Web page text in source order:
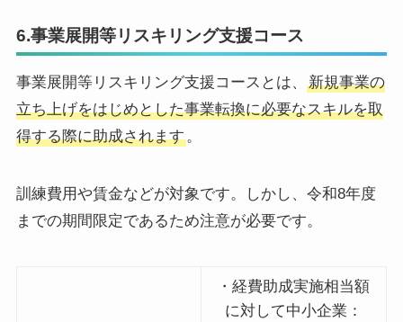
6.事業展開等リスキリング支援コース
事業展開等リスキリング支援コースとは、
新規事業の
立ち上げをはじめとした事業転換に必要なスキルを取
得する際に助成されます。
訓練費用や賃金などが対象です。しかし、令和8年度
までの期間限定であるため注意が必要です。
・経費助成実施相当額
に対して中小企業：